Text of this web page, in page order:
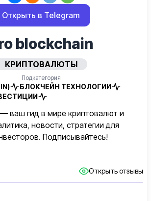
Открыть в Telegram
blockchain
КРИПТОВАЛЮТЫ
Подкатегория
БЛОКЧЕЙН ТЕХНОЛОГИИ
ваш гид в мире криптовалют и
новости, стратегии для
Подписывайтесь!
Открыть отзывы